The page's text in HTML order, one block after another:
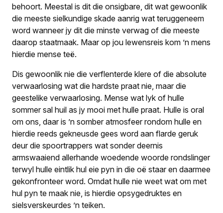
behoort. Meestal is dit die onsigbare, dit wat gewoonlik
die meeste sielkundige skade aanrig wat teruggeneem
word wanneer jy dit die minste verwag of die meeste
daarop staatmaak. Maar op jou lewensreis kom ’n mens
hierdie mense teë.
Dis gewoonlik nie die verflenterde klere of die absolute
verwaarlosing wat die hardste praat nie, maar die
geestelike verwaarlosing. Mense wat lyk of hulle
sommer sal huil as jy mooi met hulle praat. Hulle is oral
om ons, daar is ’n somber atmosfeer rondom hulle en
hierdie reeds gekneusde gees word aan flarde geruk
deur die spoortrappers wat sonder deernis
armswaaiend allerhande woedende woorde rondslinger
terwyl hulle eintlik hul eie pyn in die oë staar en daarmee
gekonfronteer word. Omdat hulle nie weet wat om met
hul pyn te maak nie, is hierdie opsygedruktes en
sielsverskeurdes ’n teiken.